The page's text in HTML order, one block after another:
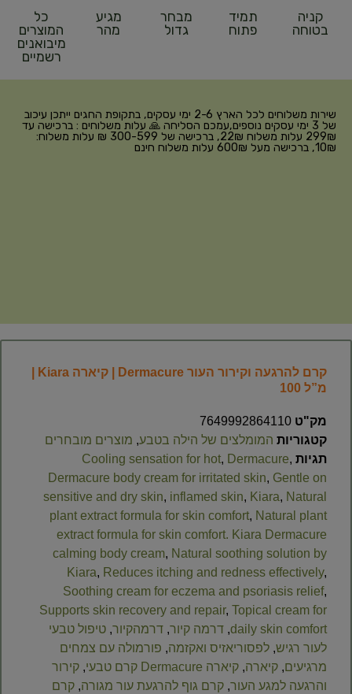
קניה
בטוחה
תמיד
פתוח
מבחר
גדול
מגיע
מהר
כל
המוצרים
מיבואנים
רשמיים
שירות משלוחים לכל הארץ 2-6 ימי עסקים, בתקופת החגים ייתכן עיכוב
של 3 ימי עסקים נוספים,עמכם הסליחה 🙏 עלות משלוחים : ברכישה עד
299₪ עלות משלוח 22₪, ברכישה של 300-599 ₪ עלות משלוח:
10₪, ברכישה מעל 600₪ עלות משלוח חינם
מ”ל 100
מק"ט 7649992864110
קטגוריות המומלצים של הילה בטבע, מוצרים מובחרים
תגיות
Cooling sensation for hot, Dermacure,
Dermacure body cream for irritated skin, Gentle on
sensitive and dry skin, inflamed skin, Kiara, Natural
plant extract formula for skin comfort, Natural plant
extract formula for skin comfort. Kiara Dermacure
calming body cream, Natural soothing solution by
Kiara, Reduces itching and redness effectively,
Soothing cream for eczema and psoriasis relief,
Supports skin recovery and repair, Topical cream for
daily skin comfort
, דרמה קיור, דרמהקיור, טיפול טבעי
לעור רגיש, לפסוריאזיס ואקזמה, פורמולה עם צמחים
מרגיעים, קיארה, קיארה Dermacure קרם טבעי , קירור
והרגעה למגע העור, קרם גוף להרגעת עור מגורה, קרם